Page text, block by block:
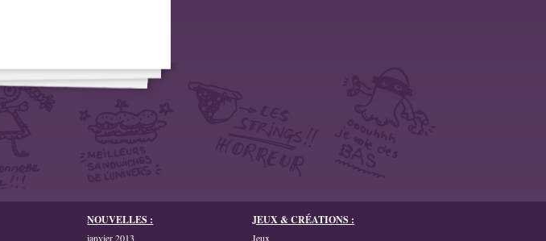
NOUVELLES :
janvier 2013
JEUX & CRÉATIONS :
Jeux